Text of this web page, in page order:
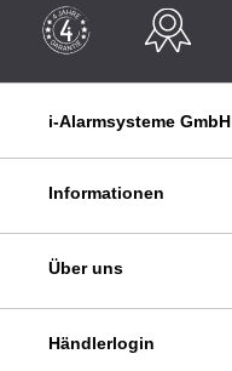
i-Alarmsysteme GmbH
Informationen
Über uns
Händlerlogin